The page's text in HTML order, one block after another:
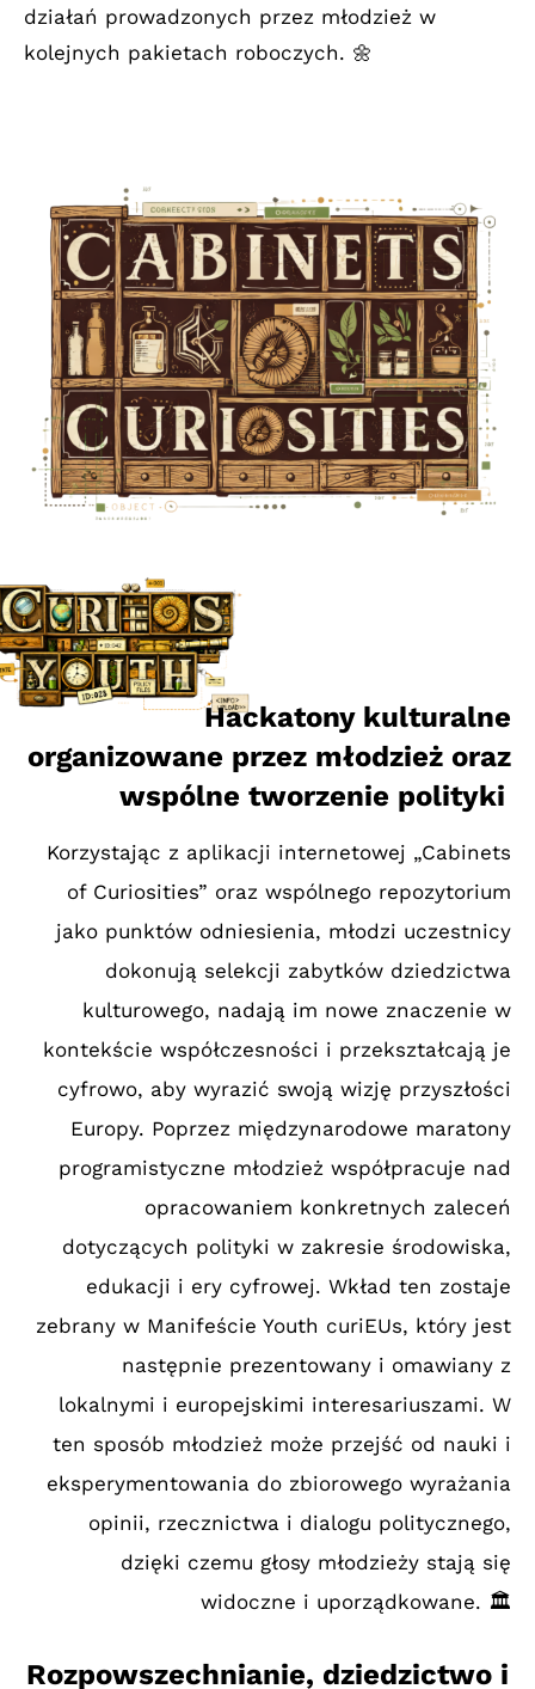
działań prowadzonych przez młodzież w
kolejnych pakietach roboczych. 🌼
Hackatony kulturalne
organizowane przez młodzież oraz
wspólne tworzenie polityki
Korzystając z aplikacji internetowej „Cabinets
of Curiosities” oraz wspólnego repozytorium
jako punktów odniesienia, młodzi uczestnicy
dokonują selekcji zabytków dziedzictwa
kulturowego, nadają im nowe znaczenie w
kontekście współczesności i przekształcają je
cyfrowo, aby wyrazić swoją wizję przyszłości
Europy. Poprzez międzynarodowe maratony
programistyczne młodzież współpracuje nad
opracowaniem konkretnych zaleceń
dotyczących polityki w zakresie środowiska,
edukacji i ery cyfrowej. Wkład ten zostaje
zebrany w Manifeście Youth curiEUs, który jest
następnie prezentowany i omawiany z
lokalnymi i europejskimi interesariuszami. W
ten sposób młodzież może przejść od nauki i
eksperymentowania do zbiorowego wyrażania
opinii, rzecznictwa i dialogu politycznego,
dzięki czemu głosy młodzieży stają się
widoczne i uporządkowane. 🏛️
Rozpowszechnianie, dziedzictwo i